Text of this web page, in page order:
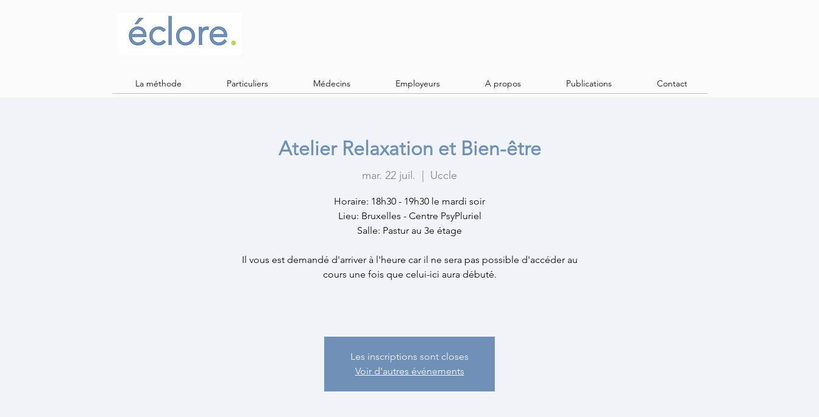
La méthode Particuliers Médecins Employeurs A propos Publications Contact
Atelier Relaxation et Bien-être
mar. 22 juil. Uccle
Horaire: 18h30 - 19h30 le mardi soir
Lieu: Bruxelles - Centre PsyPluriel
Salle: Pastur au 3e étage
Il vous est demandé d'arriver à l'heure car il ne sera pas possible d'accéder au
cours une fois que celui-ici aura débuté.
Les inscriptions sont closes
Voir d'autres événements